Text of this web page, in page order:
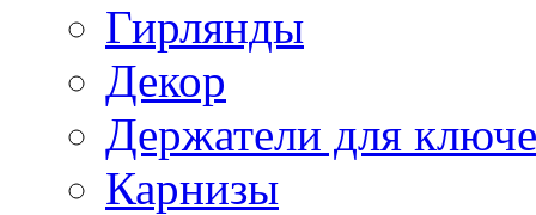
Гирлянды
Декор
Держатели для
Карнизы